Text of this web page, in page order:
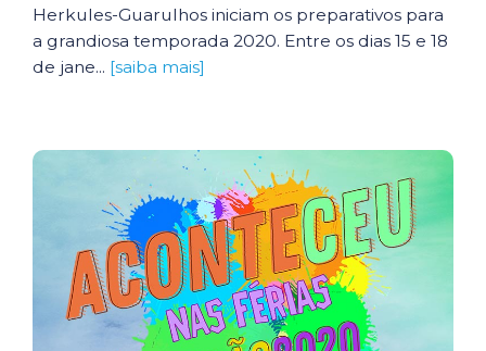
Herkules-Guarulhos iniciam os preparativos para
a grandiosa temporada 2020. Entre os dias 15 e 18
de jane... [saiba mais]